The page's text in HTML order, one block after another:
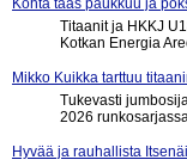
Kohta taas paukkuu ja
Titaanit ja HKKJ
Kotkan Energia
Mikko Kuikka tarttuu
Tukevasti
2026
Hyvää ja rauhallista